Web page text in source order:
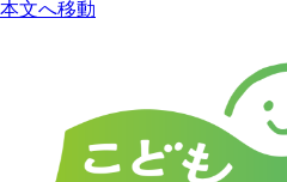
本文へ移動